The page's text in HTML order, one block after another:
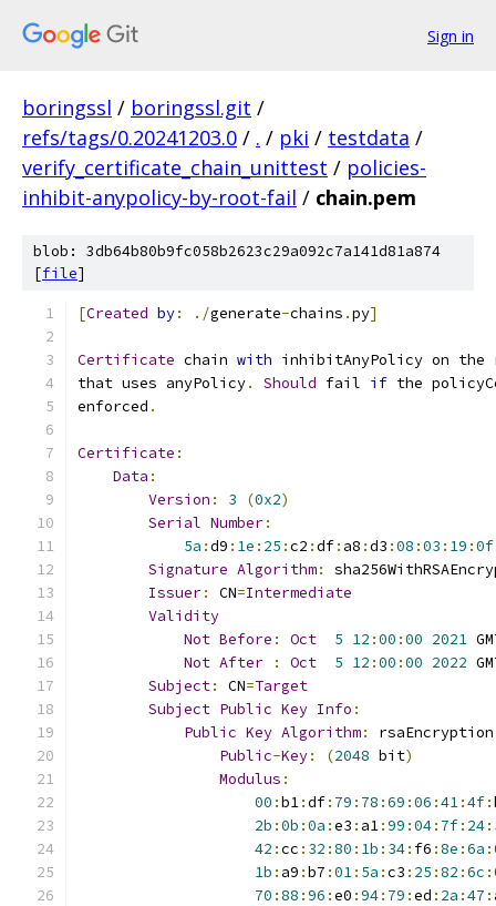
Sign in
boringssl / boringssl.git /
refs/tags/0.20241203.0 / . / pki / testdata /
verify_certificate_chain_unittest / policies-
inhibit-anypolicy-by-root-fail / chain.pem
blob: 3db64b80b9fc058b2623c29a092c7a141d81a874
[file]
[Created by: ./generate-chains .py]
Certificate chain with inhibitAnyPolicy on the
that uses anyPolicy. Should fail if the
enforced .
Certificate :
Data :
Version : 3 (0x2)
Serial Number:
5a :d9 : 1e : 25 :c2 :df: a8 :d3 :08 :03 : 19 :0f
Signature Algorithm:
Issuer: CN=Intermediate
Validity
Not Before : Oct 5 12 :00 :00 2021
Not After : Oct 5 12 :00 :00 2022
Subject: CN=Target
Subject Public Key Info :
Public Key Algorithm:
rsaEncryption
Public-Key: (2048 bit)
Modulus :
00 :b1:df: 79 : 78 :69 :06 :41:4f:
2b :0b :0a :e3 : a1:99 :04: 7f: 24:
42 :cc : 32 :80 : 1b : 34: f6 :8e :6a :
1b : a9 :b7 :01: 5a :c3 : 25 :82 :6c :
70 :88 :96 :e0 :94: 79 :ed : 2a :47 :